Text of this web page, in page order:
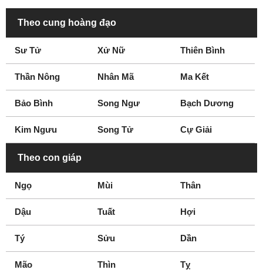
Theo cung hoàng đạo
Sư Tử Xử Nữ Thiên Bình
Thần Nông Nhân Mã Ma Kết
Bảo Bình Song Ngư Bạch Dương
Kim Ngưu Song Tử Cự Giải
Theo con giáp
Ngọ Mùi Thân
Dậu Tuất Hợi
Tý Sửu Dần
Mão Thìn Tỵ